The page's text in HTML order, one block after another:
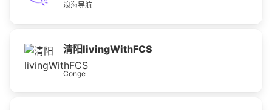
浪海导航
清阳livingWithFCS
Conge